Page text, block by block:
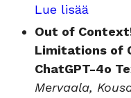
Lue lisää
Out of
Limitations of
ChatGPT-4o
Mervaala,